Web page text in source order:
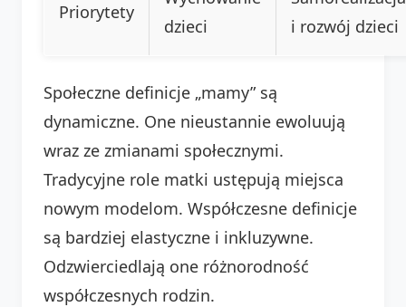
Priorytety
dzieci
i rozwój dzieci
Społeczne definicje „mamy” są
dynamiczne. One nieustannie ewoluują
wraz ze zmianami społecznymi.
Tradycyjne role matki ustępują miejsca
nowym modelom. Współczesne definicje
są bardziej elastyczne i inkluzywne.
Odzwierciedlają one różnorodność
współczesnych rodzin.